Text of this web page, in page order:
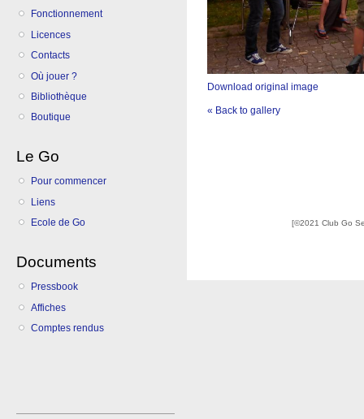
Fonctionnement
Licences
Contacts
Où jouer ?
Bibliothèque
Boutique
Le Go
Pour commencer
Liens
Ecole de Go
Documents
Pressbook
Affiches
Comptes rendus
Download original image
« Back to gallery
[©2021 Club Go